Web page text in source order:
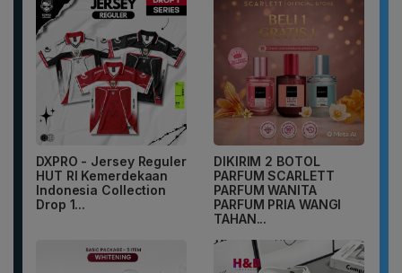
DXPRO - Jersey Reguler
HUT RI Kemerdekaan
Indonesia Collection
Drop 1...
DIKIRIM 2 BOTOL
PARFUM SCARLETT
PARFUM WANITA
PARFUM PRIA WANGI
TAHAN...